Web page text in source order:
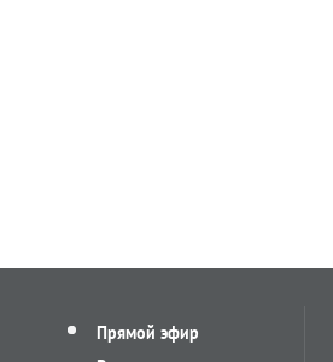
Прямой эфир